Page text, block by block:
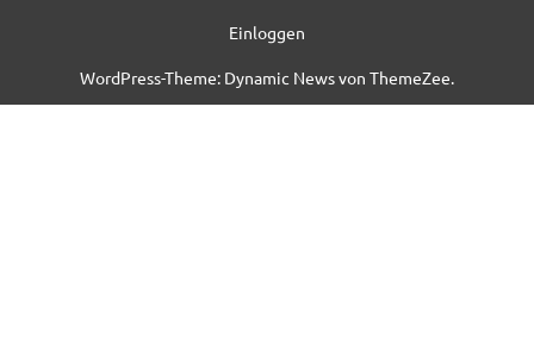
Einloggen
WordPress-Theme: Dynamic News von ThemeZee.